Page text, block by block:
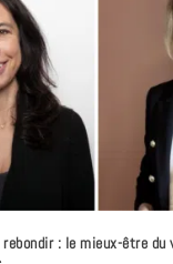
: le mieux-être